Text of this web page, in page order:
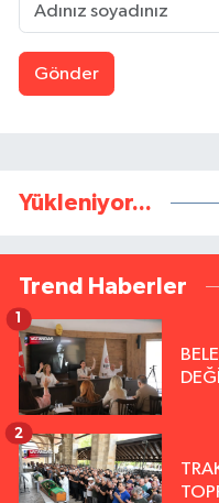
Gönder
Yükleniyor...
Trend Haberler
2